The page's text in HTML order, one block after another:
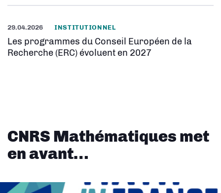
29.04.2026 INSTITUTIONNEL
Les programmes du Conseil Européen de la
Recherche (ERC) évoluent en 2027
CNRS Mathématiques met
en avant…